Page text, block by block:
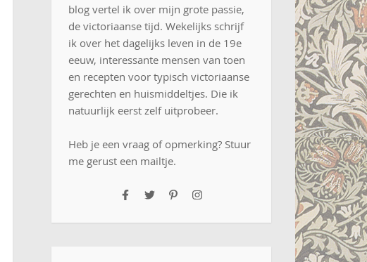
blog vertel ik over mijn grote passie,
de victoriaanse tijd. Wekelijks schrijf
ik over het dagelijks leven in de 19e
eeuw, interessante mensen van toen
en recepten voor typisch victoriaanse
gerechten en huismiddeltjes. Die ik
natuurlijk eerst zelf uitprobeer.
Heb je een vraag of opmerking? Stuur
me gerust een mailtje.